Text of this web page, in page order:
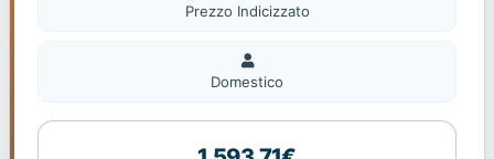
Prezzo Indicizzato
Domestico
Domestico